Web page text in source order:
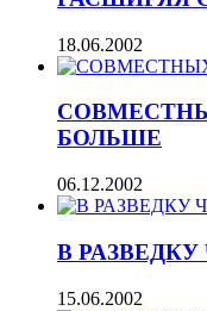
18.06.2002
БОЛЬШЕ
06.12.2002
В
15.06.2002